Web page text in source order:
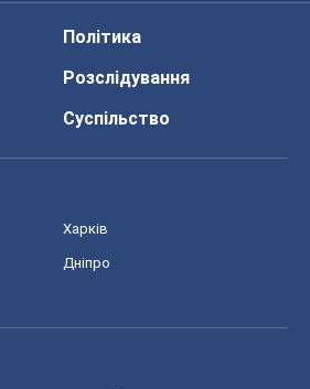
Політика
Розслідування
Суспільство
Харків
Дніпро